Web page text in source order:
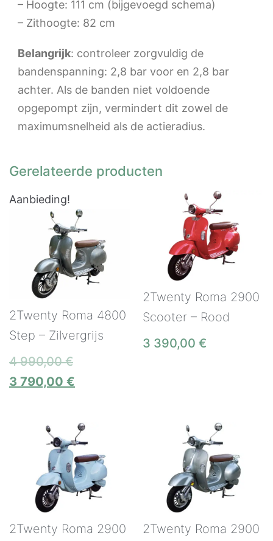
– Hoogte: 111 cm (bijgevoegd schema)
– Zithoogte: 82 cm
Belangrijk: controleer zorgvuldig de
bandenspanning: 2,8 bar voor en 2,8 bar
achter. Als de banden niet voldoende
opgepompt zijn, vermindert dit zowel de
maximumsnelheid als de actieradius.
Gerelateerde producten
Aanbieding!
2Twenty Roma 4800
Step – Zilvergrijs
4 990,00€
3 790,00 €
2Twenty Roma 2900
Scooter – Rood
3 390,00 €
2Twenty Roma 2900
2Twenty Roma 2900